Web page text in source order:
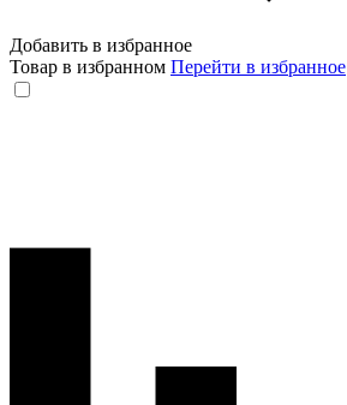
Добавить в избранное
Товар в избранном Перейти в избранное